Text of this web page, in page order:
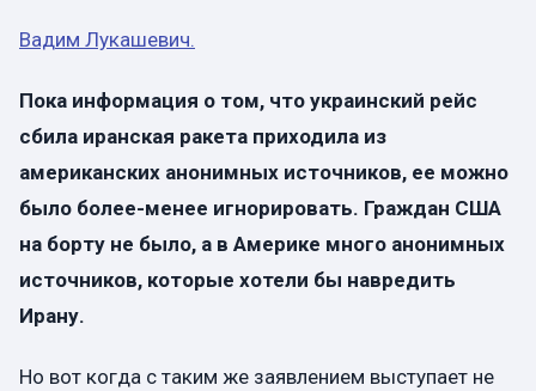
Вадим Лукашевич.
Пока информация о том, что украинский рейс
сбила иранская ракета приходила из
американских анонимных источников, ее можно
было более-менее игнорировать. Граждан США
на борту не было, а в Америке много анонимных
источников, которые хотели бы навредить
Ирану.
Но вот когда с таким же заявлением выступает не